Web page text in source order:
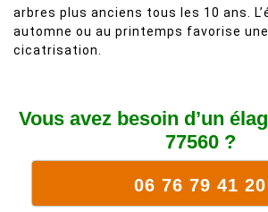
arbres plus anciens tous les 10 ans.
automne ou au printemps favorise
cicatrisation.
Vous avez besoin d’un
77560 ?
06 76 79 41 20